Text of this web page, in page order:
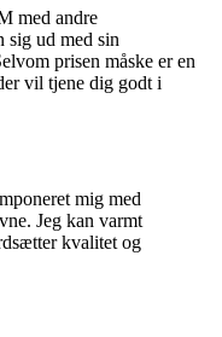
med andre
sig ud med sin
prisen måske er en
vil tjene dig godt i
mig med
Jeg kan varmt
kvalitet og